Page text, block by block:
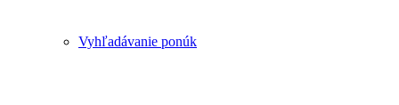
Vyhľadávanie ponúk